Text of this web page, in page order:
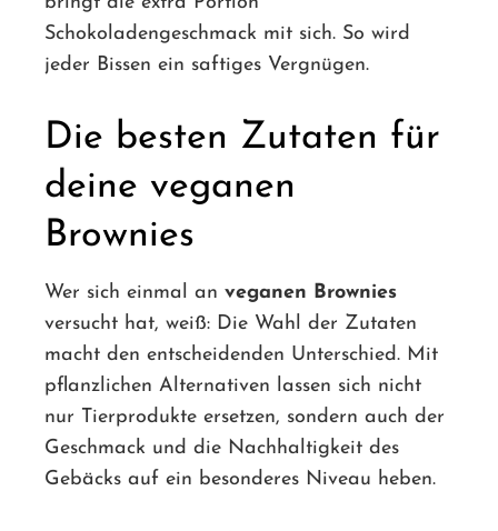
Schokoladengeschmack mit sich. So wird
jeder Bissen ein saftiges Vergnügen.
Die besten Zutaten für
deine veganen
Brownies
Wer sich einmal an veganen Brownies
versucht hat, weiß: Die Wahl der Zutaten
macht den entscheidenden Unterschied. Mit
pflanzlichen Alternativen lassen sich nicht
nur Tierprodukte ersetzen, sondern auch der
Geschmack und die Nachhaltigkeit des
Gebäcks auf ein besonderes Niveau heben.